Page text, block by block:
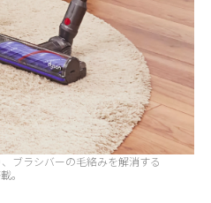
ブラシバーの毛絡みを解消する
。